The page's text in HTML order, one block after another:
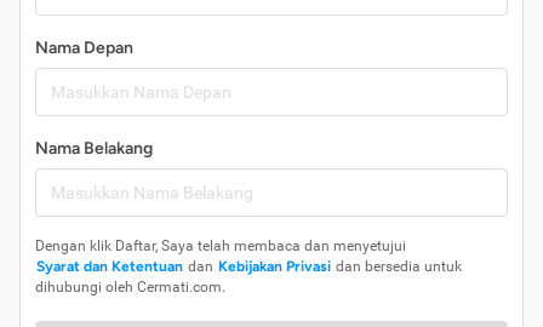
Nama Depan
Nama Belakang
Dengan klik Daftar, Saya telah membaca dan menyetujui
Syarat dan Ketentuan dan Kebijakan Privasi dan bersedia untuk
dihubungi oleh Cermati.com.